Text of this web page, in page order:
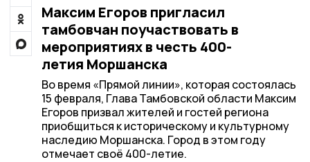
Максим Егоров пригласил
тамбовчан поучаствовать в
мероприятиях в честь 400-
летия Моршанска
Во время «Прямой линии», которая состоялась
15 февраля, Глава Тамбовской области Максим
Егоров призвал жителей и гостей региона
приобщиться к историческому и культурному
наследию Моршанска. Город в этом году
отмечает своё 400-летие.